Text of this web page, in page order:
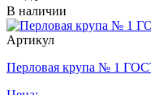
В наличии
Артикул
Перловая крупа № 1